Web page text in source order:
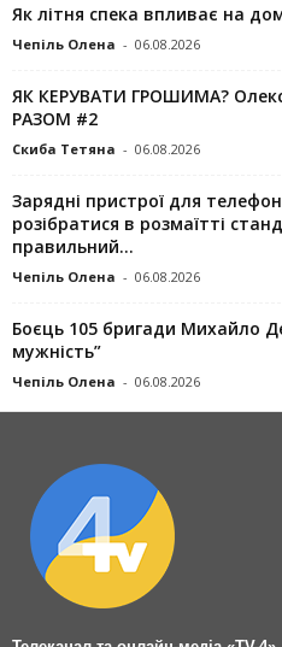
Як літня спека впливає на
Чепіль Олена - 06.08.2026
ЯК КЕРУВАТИ ГРОШИМА?
РАЗОМ #2
Скиба Тетяна - 06.08.2026
Зарядні пристрої для
розібратися в розмаїтті
правильний...
Чепіль Олена - 06.08.2026
Боєць 105 бригади Михайло
мужність”
Чепіль Олена - 06.08.2026